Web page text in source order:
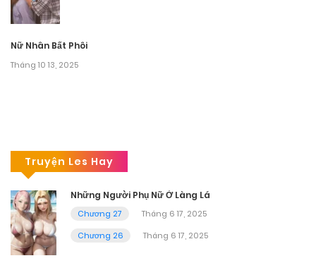
Nữ Nhân Bất Phôi
Tháng 10 13, 2025
Truyện Les Hay
Những Người Phụ Nữ Ở Làng Lá
Chương 27
Tháng 6 17, 2025
Chương 26
Tháng 6 17, 2025